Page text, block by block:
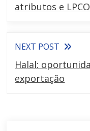
atributos e
NEXT POST
Halal:
exportação